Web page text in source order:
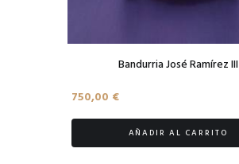
Bandurria José Ramírez III
750,00 €
AÑADIR AL CARRITO